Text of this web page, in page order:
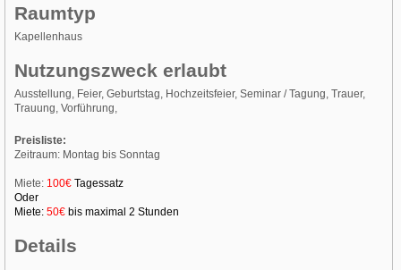
Raumtyp
Kapellenhaus
Nutzungszweck erlaubt
Ausstellung, Feier, Geburtstag, Hochzeitsfeier, Seminar / Tagung, Trauer,
Trauung, Vorführung,
Preisliste:
Zeitraum: Montag bis Sonntag
Miete: 100€ Tagessatz
Oder
Miete: 50€ bis maximal 2 Stunden
Details